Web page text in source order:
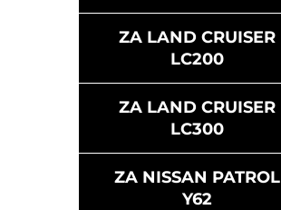
ZA LAND CRUISER
LC200
ZA LAND CRUISER
LC300
ZA NISSAN PATROL
Y62